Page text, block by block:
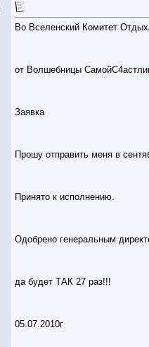
Во Вселенский Комитет
от Волшебницы
Заявка
Прошу отправить меня в
Принято к исполнению.
Одобрено генеральным
да будет ТАК 27 раз!!!
05.07.2010г